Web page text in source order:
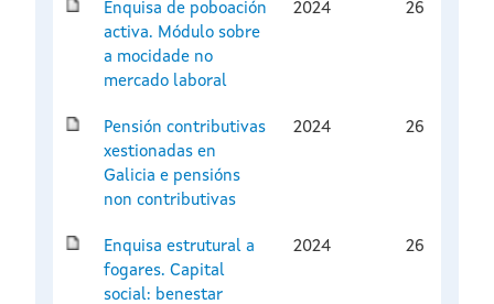
Enquisa de poboación
activa. Módulo sobre
a mocidade no
mercado laboral
2024 26
Pensión contributivas
xestionadas en
Galicia e pensións
non contributivas
2024 26
Enquisa estrutural a
fogares. Capital
social: benestar
2024 26